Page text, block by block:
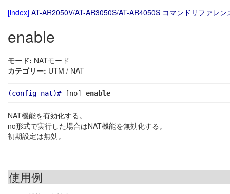
[index] AT-AR2050V/AT-AR3050S/AT-AR4050S コマンドリファレン
enable
モード: NATモード
カテゴリー: UTM / NAT
(config-nat)#[no] enable
NAT機能を有効化する。
no形式で実行した場合はNAT機能を無効化する。
初期設定は無効。
使用例